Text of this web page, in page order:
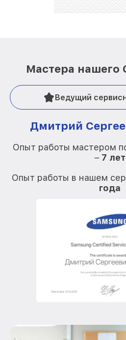
Мастера нашего
Ведущий
Дмитрий
Опыт работы мастером
– 7 лет
Опыт работы в нашем
года